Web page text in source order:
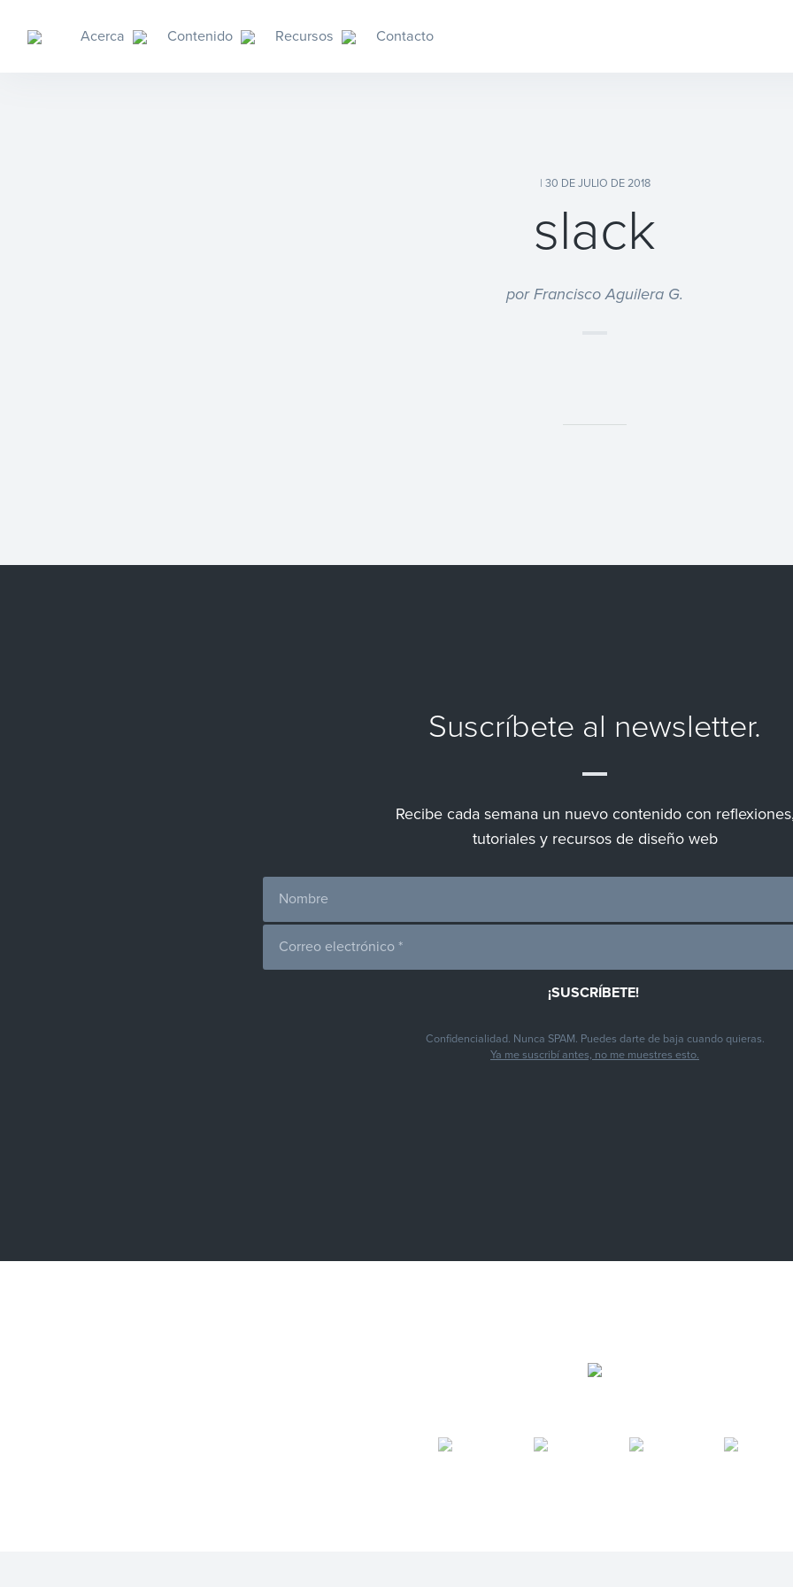
Acerca Contenido Recursos Contacto
| 30 DE JULIO DE 2018
slack
por Francisco Aguilera G.
Suscríbete al newsletter.
Recibe cada semana un nuevo contenido con
tutoriales y recursos de diseño web
Confidencialidad. Nunca SPAM. Puedes darte de baja cuando quieras.
Ya me suscribí antes, no me muestres esto.